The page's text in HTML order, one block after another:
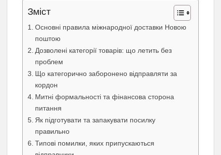
Зміст
Основні правила міжнародної доставки Новою
поштою
Дозволені категорії товарів: що летить без
проблем
Що категорично заборонено відправляти за
кордон
Митні формальності та фінансова сторона
питання
Як підготувати та запакувати посилку
правильно
Типові помилки, яких припускаються